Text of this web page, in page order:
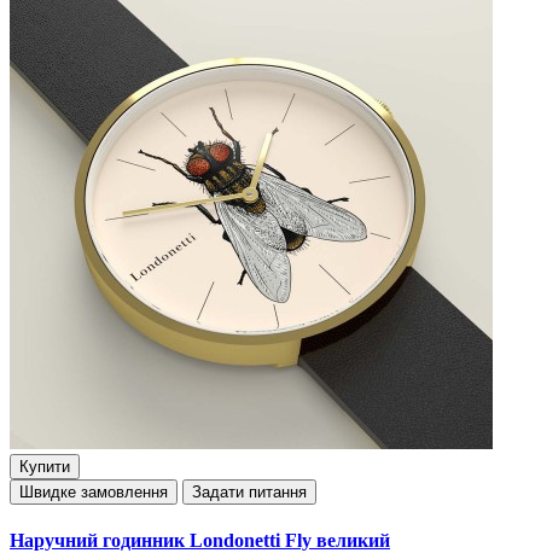
Купити
Швидке замовлення
Задати питання
Наручний годинник Londonetti Fly великий